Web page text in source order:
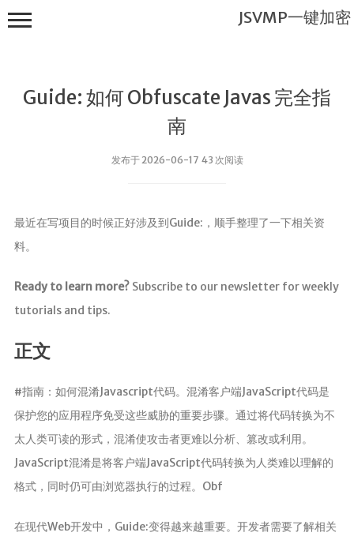
Guide: 如何 Obfuscate Javas 完全指
南
发布于 2026-06-17 43 次阅读
最近在写项目的时候正好涉及到Guide:，顺手整理了一下相关资
料。
Ready to learn more?Subscribe to our newsletter for weekly
tutorials and tips.
正文
#指南：如何混淆Javascript代码。混淆客户端JavaScript代码是
保护您的应用程序免受这些威胁的重要步骤。通过将代码转换为不
太人类可读的形式，混淆使攻击者更难以分析、篡改或利用。
JavaScript混淆是将客户端JavaScript代码转换为人类难以理解的
格式，同时仍可由浏览器执行的过程。Obf
在现代Web开发中，Guide:变得越来越重要。开发者需要了解相关
JSVMP一键加密
首页
encrypted